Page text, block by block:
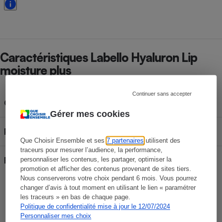
Gérer mes cookies
Que Choisir Ensemble et ses7 partenaires utilisent des
traceurs pour mesurer l’audience, la performance,
personnaliser les contenus, les partager, optimiser la
promotion et afficher des contenus provenant de sites tiers.
Nous conserverons votre choix pendant 6 mois. Vous pourrez
changer d’avis à tout moment en utilisant le lien « paramétrer
les traceurs » en bas de chaque page.
Politique de confidentialité mise à jour le 12/07/2024
Personnaliser mes choix
Continuer sans accepter
Caractéristiques Labello Hyaluron Lip
moisture plus
Contenance
Produit bio
Rechargeable Non
Gaëlle Landry
Rédactrice technique